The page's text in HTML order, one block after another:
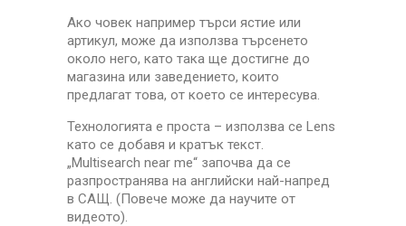
Ако човек например търси ястие или
артикул, може да използва търсенето
около него, като така ще достигне до
магазина или заведението, които
предлагат това, от което се интересува.
Технологията е проста – използва се Lens
като се добавя и кратък текст.
„Multisearch near me“ започва да се
разпространява на английски най-напред
в САЩ. (Повече може да научите от
видеото).